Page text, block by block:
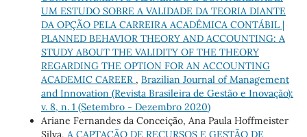
UM ESTUDO SOBRE A VALIDADE DA TEORIA DIANTE
DA OPÇÃO PELA CARREIRA ACADÊMICA CONTÁBIL |
PLANNED BEHAVIOR THEORY AND ACCOUNTING: A
STUDY ABOUT THE VALIDITY OF THE THEORY
REGARDING THE OPTION FOR AN ACCOUNTING
ACADEMIC CAREER , Brazilian Journal of Management
and Innovation (Revista Brasileira de Gestão e Inovação):
v. 8, n. 1 (Setembro - Dezembro 2020)
Ariane Fernandes da Conceição, Ana Paula Hoffmeister